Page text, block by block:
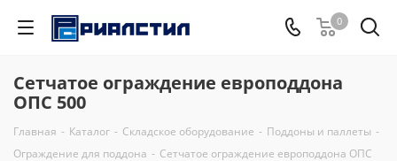
0
Сетчатое ограждение европоддона
ОПС 500
Главная - Каталог - Складское оборудование - Поддоны и паллеты -
Ограждение для поддона - Сетчатое ограждение европоддона ОПС